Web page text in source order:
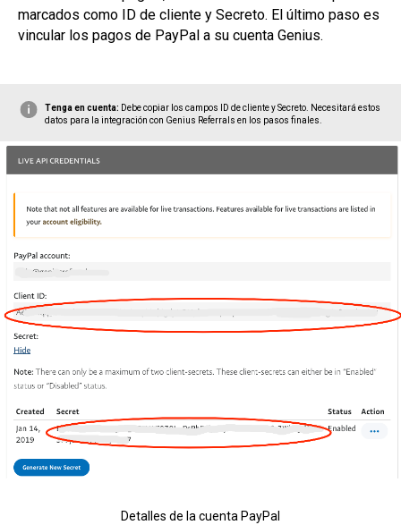
marcados como ID de cliente y Secreto. El último paso es
vincular los pagos de PayPal a su cuenta Genius.
Tenga en cuenta: Debe copiar los campos ID de cliente y Secreto. Necesitará estos
datos para la integración con Genius Referrals en los pasos finales.
Detalles de la cuenta PayPal